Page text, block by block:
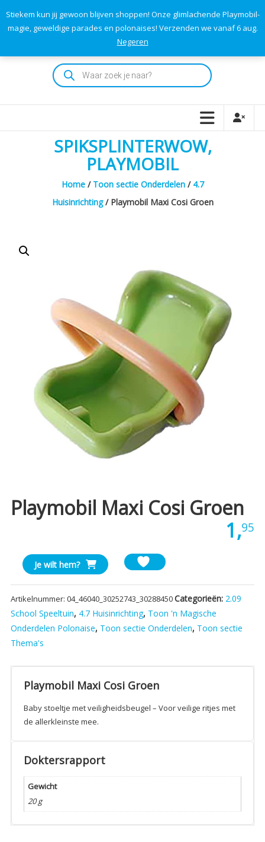
Stiekem kun jij gewoon blijven shoppen! Onze glimlachende Playmobil-
magie, geweldige parades en polonaises! Verzenden we vanaf 6 aug.
Negeren
content
Playmodok
Tweedehands
dromen
voor
iedereen
TOTAAL
Producten
zoeken
SPIKSPLINTERWOW,
PLAYMOBIL
Home/ Toon sectie Onderdelen/ 4.7
Huisinrichting/ Playmobil Maxi Cosi Groen
Playmobil Maxi Cosi Groen
1,95
Playmobil
Maxi
Cosi
Groen
aantal
Je wilt hem?
Artikelnummer: 04_46040_30252743_30288450Categorieën: 2.09
School Speeltuin, 4.7 Huisinrichting, Toon 'n Magische
Onderdelen Polonaise, Toon sectie Onderdelen, Toon sectie
Thema's
Playmobil Maxi Cosi Groen
Baby stoeltje met veiligheidsbeugel – Voor veilige ritjes met
de allerkleinste mee.
Doktersrapport
Gewicht
20 g